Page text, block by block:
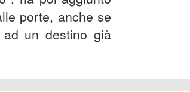
porte, anche se
un destino già